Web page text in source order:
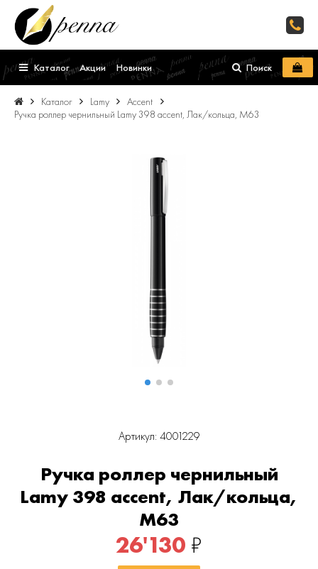
Каталог Акции Новинки Поиск
Каталог Lamy
Accent
Ручка роллер чернильный Lamy 398 accent, Лак/кольца, M63
Артикул: 4001229
Ручка роллер чернильный
Lamy 398 accent, Лак/кольца,
M63
26'130 ₽